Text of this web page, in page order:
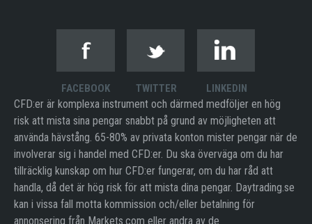
FACEBOOK TWITTER LINKEDIN
CFD:er är komplexa instrument och därmed medföljer en hög
risk att mista sina pengar snabbt på grund av möjligheten att
använda hävstång. 65-80% av privata konton mister pengar när de
involverar sig i handel med CFD:er. Du ska överväga om du har
tillräcklig kunskap om hur CFD:er fungerar, om du har råd att
handla, då det är hög risk för att mista dina pengar. Daytrading.se
kan i vissa fall motta kommission och/eller betalning för
annonsering från Markets.com eller andra av de